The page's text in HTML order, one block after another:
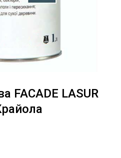
FACADE LASUR